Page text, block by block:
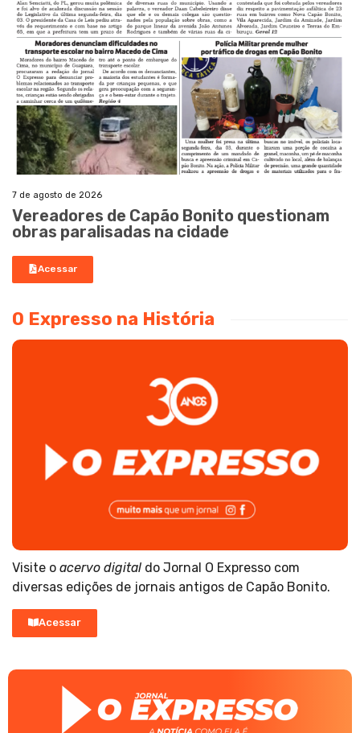
7 de agosto de 2026
Vereadores de Capão Bonito questionam
obras paralisadas na cidade
Acessar
O Expresso na História
Visite o acervo digital do Jornal O Expresso com
diversas edições de jornais antigos de Capão Bonito.
Acessar